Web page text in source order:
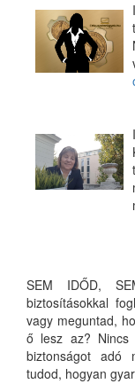
SEM IDŐD,
biztosításokkal
vagy meguntad,
ő lesz az? Nincs
biztonságot adó
tudod, hogyan